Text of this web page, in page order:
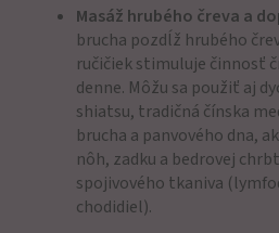
Masáž hrubého čreva a
brucha pozdĺž hrubého
ručičiek stimuluje činnosť
denne. Môžu sa použiť aj
shiatsu, tradičná čínska
brucha a panvového dna,
nôh, zadku a bedrovej
spojivového tkaniva
chodidiel).